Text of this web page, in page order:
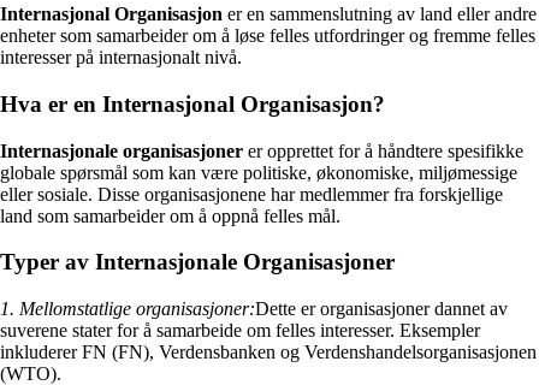
Internasjonal Organisasjon er en sammenslutning av land eller andre
enheter som samarbeider om å løse felles utfordringer og fremme felles
interesser på internasjonalt nivå.
Hva er en Internasjonal Organisasjon?
Internasjonale organisasjoner er opprettet for å håndtere spesifikke
globale spørsmål som kan være politiske, økonomiske, miljømessige
eller sosiale. Disse organisasjonene har medlemmer fra forskjellige
land som samarbeider om å oppnå felles mål.
Typer av Internasjonale Organisasjoner
1. Mellomstatlige organisasjoner:Dette er organisasjoner dannet av
suverene stater for å samarbeide om felles interesser. Eksempler
inkluderer FN (FN), Verdensbanken og Verdenshandelsorganisasjonen
(WTO).